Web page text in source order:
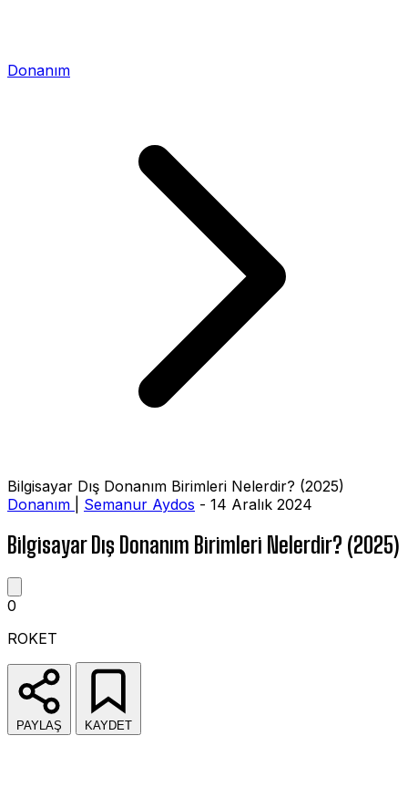
Donanım
Bilgisayar Dış Donanım Birimleri Nelerdir? (2025)
Donanım
Semanur Aydos - 14 Aralık 2024
Bilgisayar Dış Donanım Birimleri Nelerdir? (2025)
0
ROKET
PAYLAŞ KAYDET